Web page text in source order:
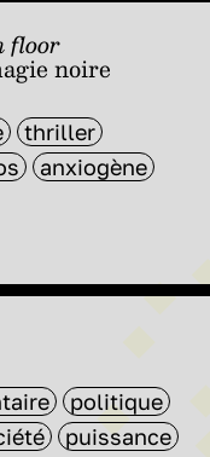
floor
noire
thriller
anxiogène
politique
puissance